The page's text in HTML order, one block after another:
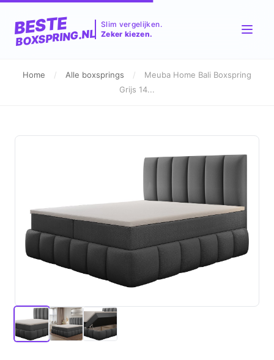
BESTE
BOXSPRING.NL
Slim vergelijken.
Zeker kiezen.
Home / Alle boxsprings /
Meuba Home Bali Boxspring
Grijs 14...